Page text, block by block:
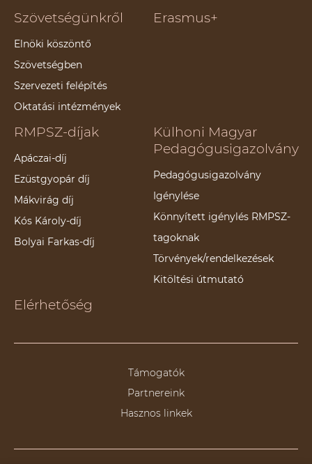
Szövetségünkről
Elnöki köszöntő
Szövetségben
Szervezeti felépítés
Oktatási intézmények
Erasmus+
RMPSZ-díjak
Apáczai-díj
Ezüstgyopár díj
Mákvirág díj
Kós Károly-díj
Bolyai Farkas-díj
Külhoni Magyar
Pedagógusigazolvány
Pedagógusigazolvány
Igénylése
Könnyített igénylés RMPSZ-
tagoknak
Törvények/rendelkezések
Kitöltési útmutató
Elérhetőség
Támogatók
Partnereink
Hasznos linkek